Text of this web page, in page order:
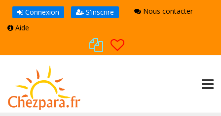
Connexion S'inscrire
Nous contacter
Aide